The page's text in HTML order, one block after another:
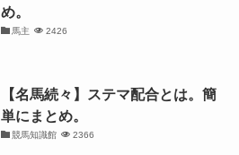
め。
馬主 2426
【名馬続々】ステマ配合とは。簡
単にまとめ。
競馬知識館 2366